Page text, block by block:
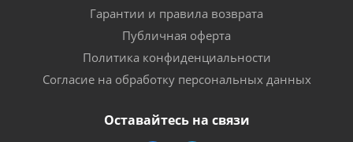
Гарантии и правила возврата
Публичная оферта
Политика конфиденциальности
Согласие на обработку персональных данных
Оставайтесь на связи